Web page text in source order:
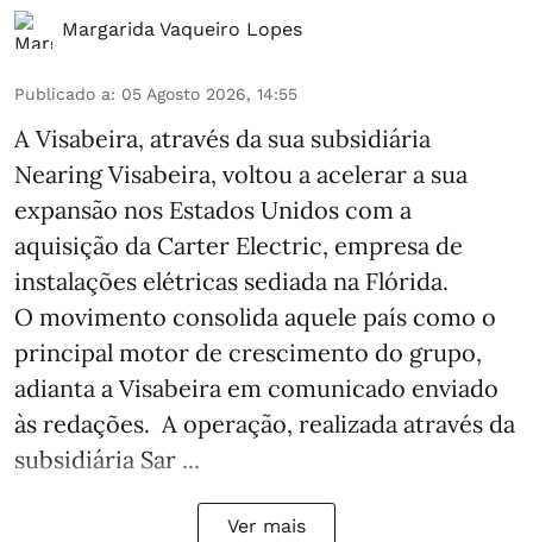
Margarida Vaqueiro Lopes
Publicado a: 05 Agosto 2026, 14:55
A Visabeira, através da sua subsidiária
Nearing Visabeira, voltou a acelerar a sua
expansão nos Estados Unidos com a
aquisição da Carter Electric, empresa de
instalações elétricas sediada na Flórida.
O movimento consolida aquele país como o
principal motor de crescimento do grupo,
adianta a Visabeira em comunicado enviado
às redações. A operação, realizada através da
subsidiária Sar ...
Ver mais